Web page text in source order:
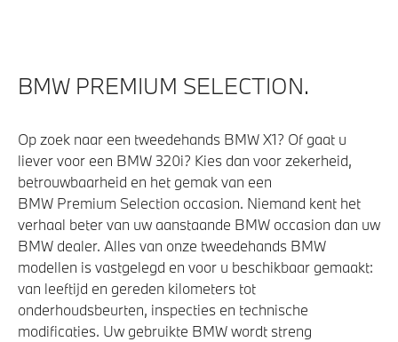
Aandrijving en onderstel
Laadkabel (Mode 3, 22kW)
M Adaptief onderstel
Anti blokkeer systeem
Veiligheid
Isofix bevestiging passagierstoel voor
BMW PREMIUM SELECTION.
Op zoek naar een tweedehands BMW X1? Of gaat u
liever voor een BMW 320i? Kies dan voor zekerheid,
betrouwbaarheid en het gemak van een
BMW Premium Selection occasion. Niemand kent het
verhaal beter van uw aanstaande BMW occasion dan uw
BMW dealer. Alles van onze tweedehands BMW
modellen is vastgelegd en voor u beschikbaar gemaakt:
van leeftijd en gereden kilometers tot
onderhoudsbeurten, inspecties en technische
modificaties. Uw gebruikte BMW wordt streng